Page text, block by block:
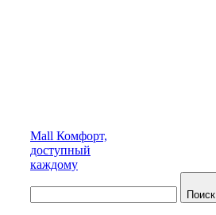
Mall Комфорт,
доступный
каждому
Поиск